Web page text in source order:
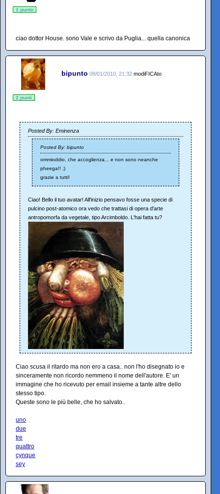
1 punto
ciao dottor House. sono Vale e scrivo da Puglia... quella canonica
bipunto 08/01/2010, 21:32 modiFICAto
2 punti
Posted By: Eminenza
Posted By: bipunto
ommioddio, che accoglienza... e non sono neanche
pheega!! ;)
grazie a tutti!
Ciao! Bello il tuo avatar! All'inizio pensavo fosse una specie di
pulcino post-atomico ora vedo che trattasi di opera d'arte
antropomorfa da vegetale, tipo Arcimboldo. L'hai fatta tu?
Ciao scusa il ritardo ma non ero a casa.. non l'ho disegnato io e
sinceramente non ricordo nemmeno il nome dell'autore. E' un
immagine che ho ricevuto per email insieme a tante altre dello
stesso tipo.
Queste sono le più belle, che ho salvato..
uno
due
tre
quattro
cynque
sey